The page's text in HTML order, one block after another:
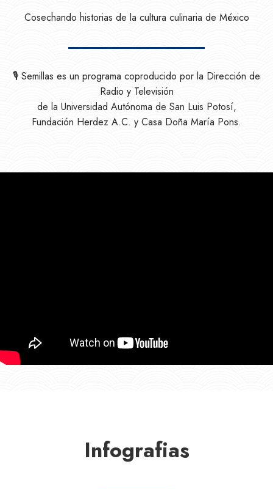
Cosechando historias de la cultura culinaria de México
🎙️ Semillas es un programa coproducido por la Dirección de
Radio y Televisión
de la Universidad Autónoma de San Luis Potosí,
Fundación Herdez A.C. y Casa Doña María Pons.
Infografias